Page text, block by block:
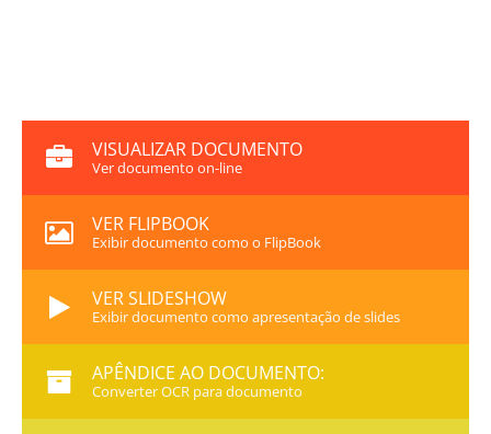
VISUALIZAR DOCUMENTO
Ver documento on-line
VER FLIPBOOK
Exibir documento como o FlipBook
VER SLIDESHOW
Exibir documento como apresentação de slides
APÊNDICE AO DOCUMENTO:
Converter OCR para documento